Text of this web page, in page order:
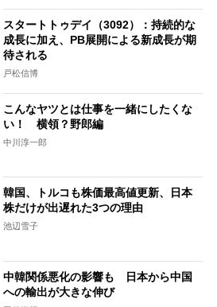
スタートトゥデイ（3092）：持続的な
成長に加え、PB展開による新成長が期
待される
戸松信博
こんなヤツとは仕事を一緒にしたくな
い！ 横領？野郎編
中川淳一郎
韓国、トルコも株価最高値更新、日本
株だけが出遅れた3つの理由
池辺雪子
中韓関係悪化の影響も 日本から中国
への輸出が大きな伸び